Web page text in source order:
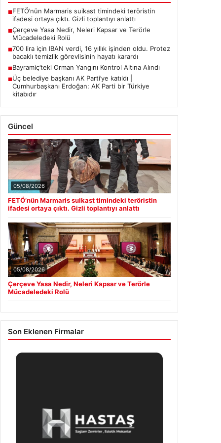
■FETÖ’nün Marmaris suikast timindeki teröristin
ifadesi ortaya çıktı. Gizli toplantıyı anlattı
■Çerçeve Yasa Nedir, Neleri Kapsar ve Terörle
Mücadeledeki Rolü
■700 lira için IBAN verdi, 16 yıllık işinden oldu. Protez
bacaklı temizlik görevlisinin hayatı karardı
■Bayramiç’teki Orman Yangını Kontrol Altına Alındı
■Üç belediye başkanı AK Parti’ye katıldı |
Cumhurbaşkanı Erdoğan: AK Parti bir Türkiye
kitabıdır
Güncel
05/08/2026
FETÖ’nün Marmaris suikast timindeki teröristin
ifadesi ortaya çıktı. Gizli toplantıyı anlattı
05/08/2026
Çerçeve Yasa Nedir, Neleri Kapsar ve Terörle
Mücadeledeki Rolü
Son Eklenen Firmalar